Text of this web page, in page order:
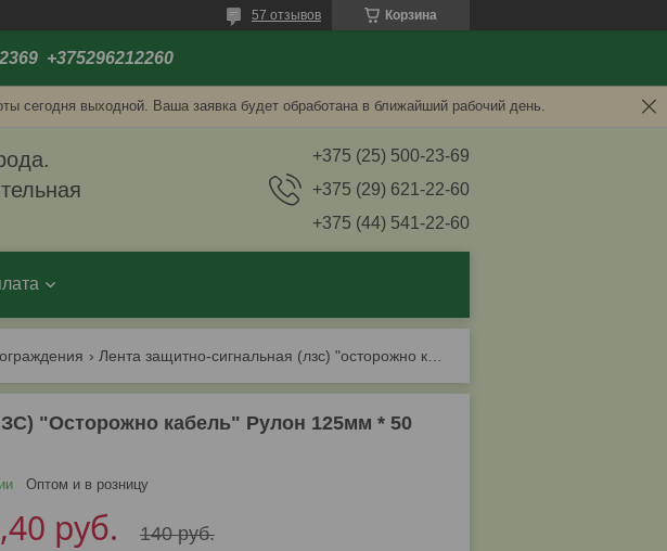
Корзина
57 отзывов
+375296212260
сегодня выходной. Ваша заявка будет обработана в ближайший рабочий день.
+375 (25) 500-23-69
+375 (29) 621-22-60
+375 (44) 541-22-60
"Осторожно кабель" Рулон 125мм * 50
Оптом и в розницу
140руб.
руб.